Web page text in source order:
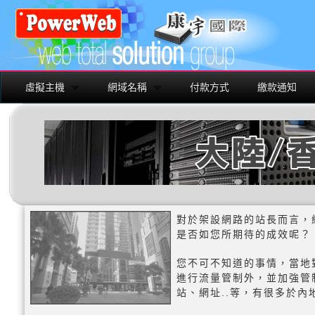
虛擬主機 網域名稱 付款方式 繳款通知
對於架設網路的站長而言
是否如您所期待的成效呢？
您不可不知道的事情，當
進行流量管制外，並加強
站、網址..等，有很多於內